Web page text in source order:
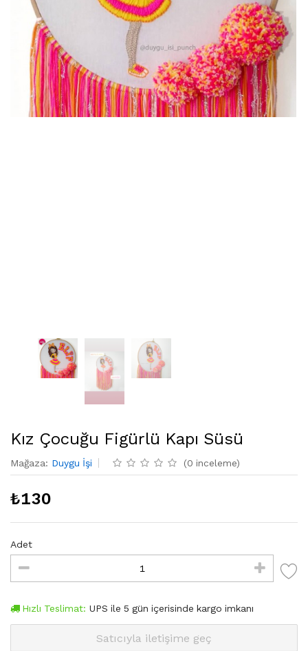
Kız Çocuğu Figürlü Kapı Süsü
Mağaza: Duygu İşi (0 inceleme)
₺130
Adet
Hızlı Teslimat: UPS ile 5 gün içerisinde kargo imkanı
Satıcıyla iletişime geç